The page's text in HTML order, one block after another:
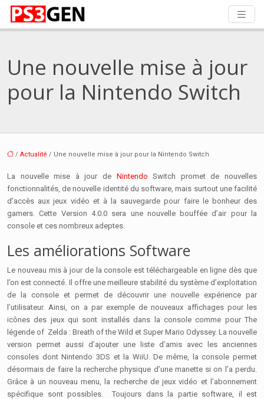
Une nouvelle mise à jour
pour la Nintendo Switch
/ Actualité / Une nouvelle mise à jour pour la Nintendo Switch
La nouvelle mise à jour de Nintendo Switch promet de nouvelles
fonctionnalités, de nouvelle identité du software, mais surtout une facilité
d’accès aux jeux vidéo et à la sauvegarde pour faire le bonheur des
gamers. Cette Version 4.0.0 sera une nouvelle bouffée d’air pour la
console et ces nombreux adeptes.
Les améliorations Software
Le nouveau mis à jour de la console est téléchargeable en ligne dès que
l’on est connecté. Il offre une meilleure stabilité du système d’exploitation
de la console et permet de découvrir une nouvelle expérience par
l’utilisateur. Ainsi, on a par exemple de nouveaux affichages pour les
icônes des jeux qui sont installés dans la console comme pour The
légende of Zelda : Breath of the Wild et Super Mario Odyssey. La nouvelle
version permet aussi d’ajouter une liste d’amis avec les anciennes
consoles dont Nintendo 3DS et la WiiU. De même, la console permet
désormais de faire la recherche physique d’une manette si on l’a perdu.
Grâce à un nouveau menu, la recherche de jeux vidéo et l’abonnement
spécifique sont possibles. Toujours dans la partie software, il est